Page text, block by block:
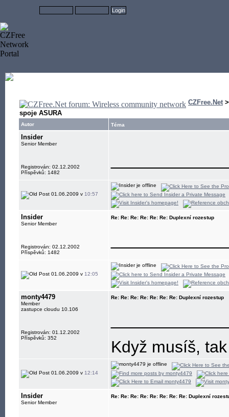
CZFree.Net
spoje ASURA
Autor Téma
Insider
Senior Member
Registrován: 02.12.2002
Příspěvků: 1482
01.06.2009 v 10:57
Insider
Senior Member
Registrován: 02.12.2002
Příspěvků: 1482
Re: Re: Re: Re: Re: Re: Duplexní rozestup
01.06.2009 v 12:05
monty4479
Member
zastupce cloudu 10.106
Registrován: 01.12.2002
Příspěvků: 352
Re: Re: Re: Re: Re: Re: Re: Duplexní rozestup
Když musíš,
01.06.2009 v 12:14
Insider
Senior Member
Re: Re: Re: Re: Re: Re: Re: Re: Duplexní